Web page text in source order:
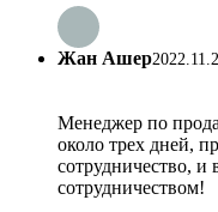
Жан Ашер
Менеджер по
около трех дней,
сотрудничество,
сотрудничеством!